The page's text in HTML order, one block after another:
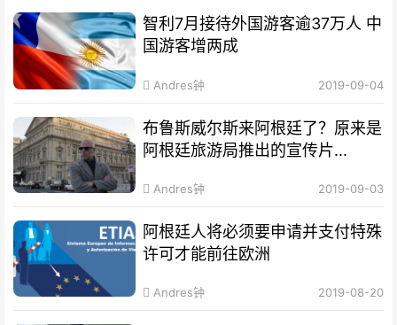
智利7月接待外国游客逾37万人 中
国游客增两成
Andres钟 2019-09-04
布鲁斯威尔斯来阿根廷了？原来是
阿根廷旅游局推出的宣传片...
Andres钟 2019-09-03
阿根廷人将必须要申请并支付特殊
许可才能前往欧洲
Andres钟 2019-08-20